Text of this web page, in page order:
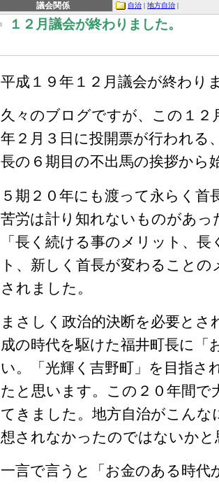
議会関係
自治 | 地方自治 |
１２月議会が終わりました。
平成１９年１２月議会が終わり
久々のブログですが、この１２
年２月３日に投開票が行われる
長の６期目の不出馬の挨拶から
５期２０年にも渡って永らく
苦労は計り知れないものがあっ
「長く続ける事のメリット、
ト、新しく首長が変わること
されました。
まさしく政治的決断を必要とさ
成の時代を駆けた福井町長に「
い。「光輝く吉野町」を目指さ
たと思います。この２０年間で
てきました。地方自治がこん
想されなかったのではないかと
一言で言うと「お金のある時代